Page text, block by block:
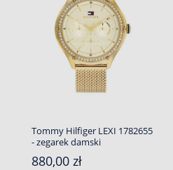
Tommy Hilfiger LEXI 1782655
- zegarek damski
880,00 zł